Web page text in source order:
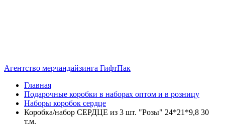
Агентство мерчандайзинга ГифтПак
Главная
Подарочные коробки в наборах оптом и в розницу
Наборы коробок сердце
Коробка/набор СЕРДЦЕ из 3 шт. "Розы" 24*21*9,8 30
т.м.